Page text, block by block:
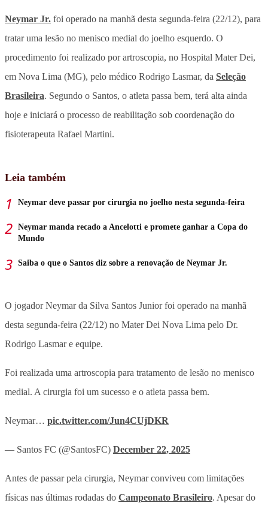
Neymar Jr. foi operado na manhã desta segunda-feira (22/12), para
tratar uma lesão no menisco medial do joelho esquerdo. O
procedimento foi realizado por artroscopia, no Hospital Mater Dei,
em Nova Lima (MG), pelo médico Rodrigo Lasmar, da Seleção
Brasileira. Segundo o Santos, o atleta passa bem, terá alta ainda
hoje e iniciará o processo de reabilitação sob coordenação do
fisioterapeuta Rafael Martini.
Leia também
Neymar deve passar por cirurgia no joelho nesta segunda-feira
Neymar manda recado a Ancelotti e promete ganhar a Copa do
Mundo
Saiba o que o Santos diz sobre a renovação de Neymar Jr.
O jogador Neymar da Silva Santos Junior foi operado na manhã
desta segunda-feira (22/12) no Mater Dei Nova Lima pelo Dr.
Rodrigo Lasmar e equipe.
Foi realizada uma artroscopia para tratamento de lesão no menisco
medial. A cirurgia foi um sucesso e o atleta passa bem.
Neymar… pic.twitter.com/Jun4CUjDKR
— Santos FC (@SantosFC) December 22, 2025
Antes de passar pela cirurgia, Neymar conviveu com limitações
físicas nas últimas rodadas do Campeonato Brasileiro. Apesar do